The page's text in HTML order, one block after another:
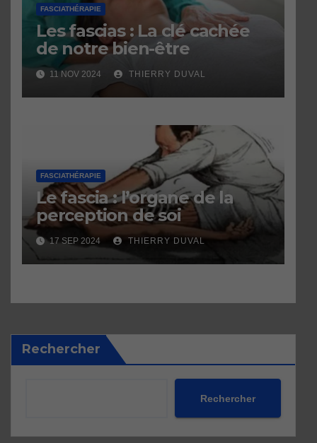
FASCIATHÉRAPIE
Les fascias : La clé cachée
de notre bien-être
11 NOV 2024 THIERRY DUVAL
FASCIATHÉRAPIE
Le fascia : l’organe de la
perception de soi
17 SEP 2024 THIERRY DUVAL
Rechercher
Rechercher